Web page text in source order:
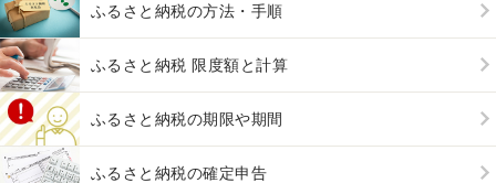
ふるさと納税の方法・手順
ふるさと納税 限度額と計算
ふるさと納税の期限や期間
ふるさと納税の確定申告